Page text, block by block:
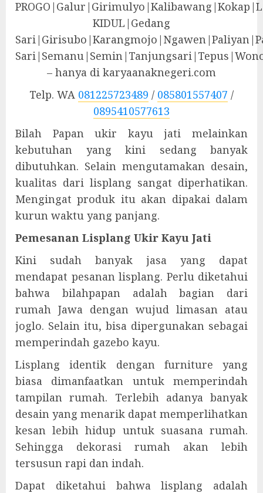
KIDUL|Gedang
– hanya di karyaanaknegeri.com
Telp. WA 081225723489 / 085801557407 /
0895410577613
Bilah Papan ukir kayu jati melainkan
kebutuhan yang kini sedang banyak
dibutuhkan. Selain mengutamakan desain,
kualitas dari lisplang sangat diperhatikan.
Mengingat produk itu akan dipakai dalam
kurun waktu yang panjang.
Pemesanan Lisplang Ukir Kayu Jati
Kini sudah banyak jasa yang dapat
mendapat pesanan lisplang. Perlu diketahui
bahwa bilahpapan adalah bagian dari
rumah Jawa dengan wujud limasan atau
joglo. Selain itu, bisa dipergunakan sebagai
memperindah gazebo kayu.
Lisplang identik dengan furniture yang
biasa dimanfaatkan untuk memperindah
tampilan rumah. Terlebih adanya banyak
desain yang menarik dapat memperlihatkan
kesan lebih hidup untuk suasana rumah.
Sehingga dekorasi rumah akan lebih
tersusun rapi dan indah.
Dapat diketahui bahwa lisplang adalah